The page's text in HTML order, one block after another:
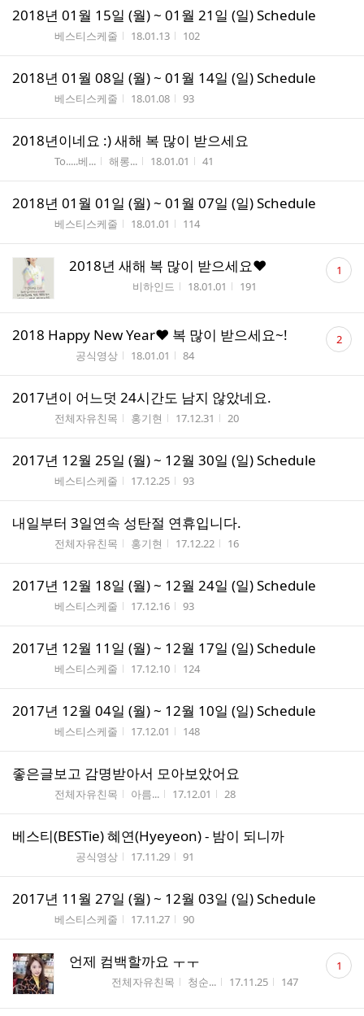
2018년 01월 15일 (월) ~ 01월 21일 (일) Schedule
베스티스케줄 작성시간
18.01.13 조회수
102
2018년 01월 08일 (월) ~ 01월 14일 (일) Schedule
베스티스케줄 작성시간
18.01.08 조회수
93
2018년이네요 :) 새해 복 많이 받으세요
To.....베... 작성자
해롱... 작성시간
18.01.01 조회수
41
2018년 01월 01일 (월) ~ 01월 07일 (일) Schedule
베스티스케줄 작성시간
18.01.01 조회수
114
2018년 새해 복 많이 받으세요♥
비하인드 작성시간
18.01.01 조회수
191
댓
글 1
2018 Happy New Year♥ 복 많이 받으세요~!
공식영상 작성시간
18.01.01 조회수
84
댓
글 2
2017년이 어느덧 24시간도 남지 않았네요.
전체자유친목 작성자
홍기현 작성시간
17.12.31 조회수
20
2017년 12월 25일 (월) ~ 12월 30일 (일) Schedule
베스티스케줄 작성시간
17.12.25 조회수
93
내일부터 3일연속 성탄절 연휴입니다.
전체자유친목 작성자
홍기현 작성시간
17.12.22 조회수
16
2017년 12월 18일 (월) ~ 12월 24일 (일) Schedule
베스티스케줄 작성시간
17.12.16 조회수
93
2017년 12월 11일 (월) ~ 12월 17일 (일) Schedule
베스티스케줄 작성시간
17.12.10 조회수
124
2017년 12월 04일 (월) ~ 12월 10일 (일) Schedule
베스티스케줄 작성시간
17.12.01 조회수
148
좋은글보고 감명받아서 모아보았어요
전체자유친목 작성자
아름... 작성시간
17.12.01 조회수
28
베스티(BESTie) 혜연(Hyeyeon) - 밤이 되니까
공식영상 작성시간
17.11.29 조회수
91
2017년 11월 27일 (월) ~ 12월 03일 (일) Schedule
베스티스케줄 작성시간
17.11.27 조회수
90
언제 컴백할까요 ㅜㅜ
전체자유친목 작성자
청순... 작성시간
17.11.25 조회수
147
댓
글 1